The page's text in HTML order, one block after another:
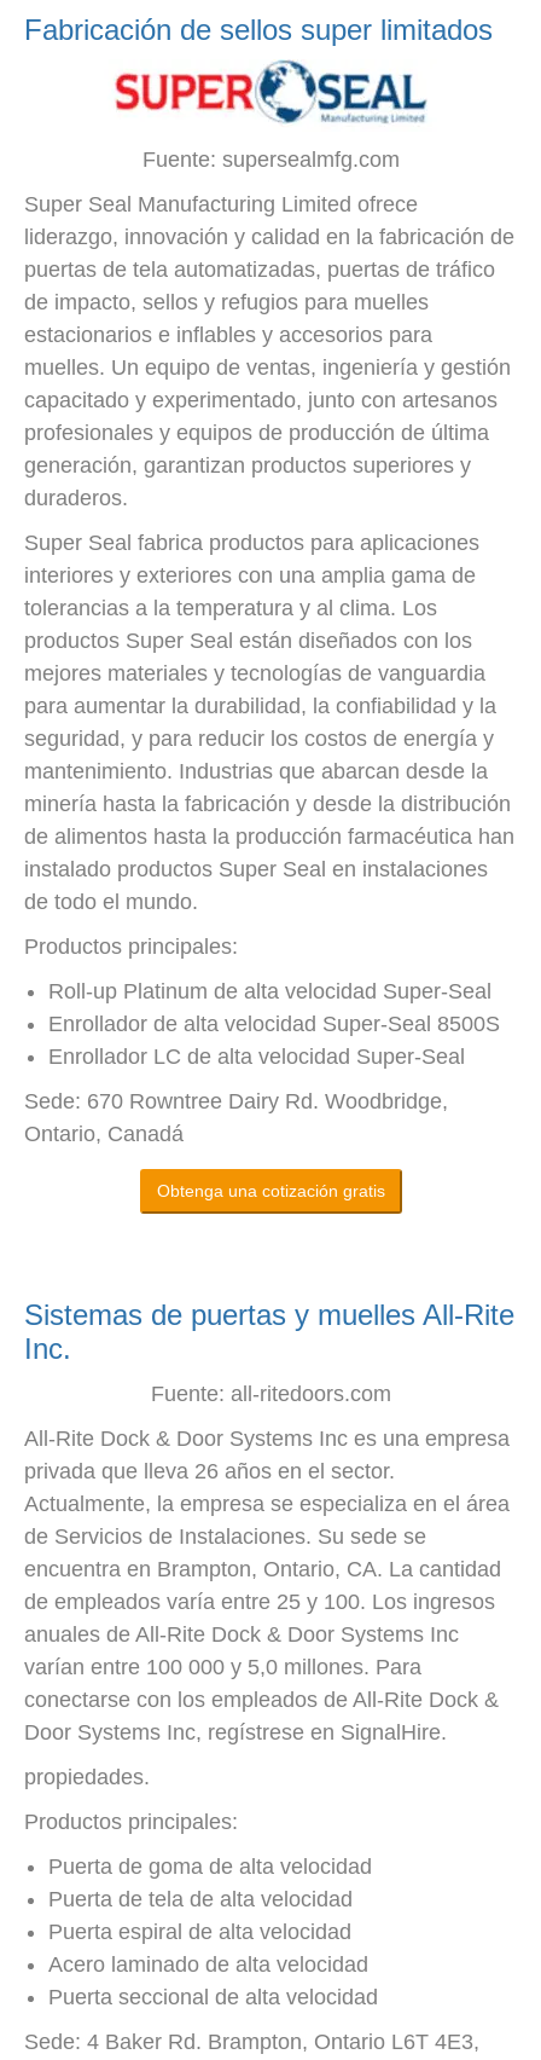
Fabricación de sellos super limitados
Fuente: supersealmfg.com
Super Seal Manufacturing Limited ofrece
liderazgo, innovación y calidad en la fabricación de
puertas de tela automatizadas, puertas de tráfico
de impacto, sellos y refugios para muelles
estacionarios e inflables y accesorios para
muelles. Un equipo de ventas, ingeniería y gestión
capacitado y experimentado, junto con artesanos
profesionales y equipos de producción de última
generación, garantizan productos superiores y
duraderos.
Super Seal fabrica productos para aplicaciones
interiores y exteriores con una amplia gama de
tolerancias a la temperatura y al clima. Los
productos Super Seal están diseñados con los
mejores materiales y tecnologías de vanguardia
para aumentar la durabilidad, la confiabilidad y la
seguridad, y para reducir los costos de energía y
mantenimiento. Industrias que abarcan desde la
minería hasta la fabricación y desde la distribución
de alimentos hasta la producción farmacéutica han
instalado productos Super Seal en instalaciones
de todo el mundo.
Productos principales:
Roll-up Platinum de alta velocidad Super-Seal
Enrollador de alta velocidad Super-Seal 8500S
Enrollador LC de alta velocidad Super-Seal
Sede: 670 Rowntree Dairy Rd. Woodbridge,
Ontario, Canadá
Obtenga una cotización gratis
Sistemas de puertas y muelles All-Rite
Inc.
Fuente: all-ritedoors.com
All-Rite Dock & Door Systems Inc es una empresa
privada que lleva 26 años en el sector.
Actualmente, la empresa se especializa en el área
de Servicios de Instalaciones. Su sede se
encuentra en Brampton, Ontario, CA. La cantidad
de empleados varía entre 25 y 100. Los ingresos
anuales de All-Rite Dock & Door Systems Inc
varían entre 100 000 y 5,0 millones. Para
conectarse con los empleados de All-Rite Dock &
Door Systems Inc, regístrese en SignalHire.
propiedades.
Productos principales:
Puerta de goma de alta velocidad
Puerta de tela de alta velocidad
Puerta espiral de alta velocidad
Acero laminado de alta velocidad
Puerta seccional de alta velocidad
Sede: 4 Baker Rd. Brampton, Ontario L6T 4E3,